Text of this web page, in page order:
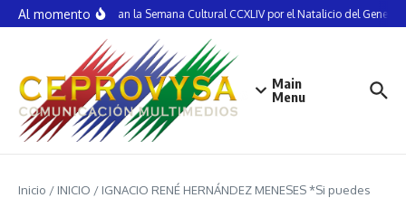
Saltar al contenido
Al momentoInauguran la Semana Cultural CCXLIV por el Natalicio del General
Main
Menu
Inicio / INICIO / IGNACIO RENÉ HERNÁNDEZ MENESES *Si puedes